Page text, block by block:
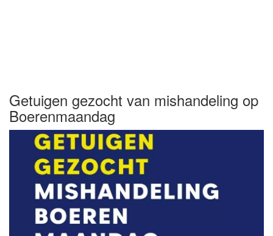
Getuigen gezocht van mishandeling op
Boerenmaandag